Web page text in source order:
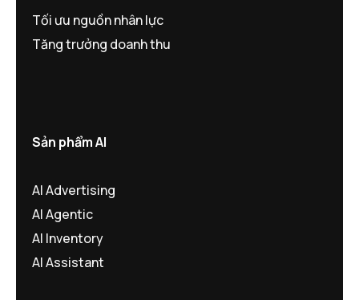
Tối ưu nguồn nhân lực
Tăng trưởng doanh thu
Sản phẩm AI
AI Advertising
AI Agentic
AI Inventory
AI Assistant